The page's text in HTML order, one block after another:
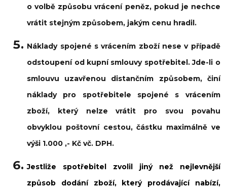
o volbě způsobu vrácení peněz, pokud je nechce
vrátit stejným způsobem, jakým cenu hradil.
Náklady spojené s vrácením zboží nese v případě
odstoupení od kupní smlouvy spotřebitel. Jde-li o
smlouvu uzavřenou distančním způsobem, činí
náklady pro spotřebitele spojené s vrácením
zboží, který nelze vrátit pro svou povahu
obvyklou poštovní cestou, částku maximálně ve
výši 1.000 ,- Kč vč. DPH.
Jestliže spotřebitel zvolil jiný než nejlevnější
způsob dodání zboží, který prodávající nabízí,